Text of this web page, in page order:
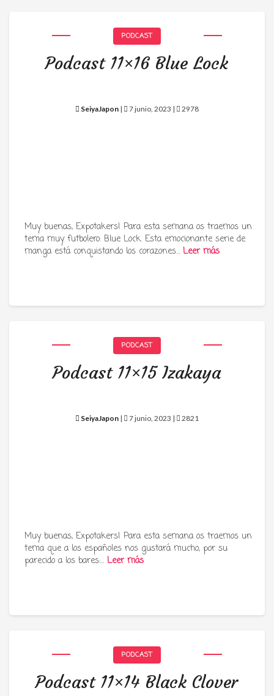
PODCAST
Podcast 11×16 Blue Lock
SeiyaJapon | 7 junio, 2023 | 2978
Muy buenas, Expotakers! Para esta semana os traemos un
tema muy futbolero: Blue Lock. Esta emocionante serie de
manga está conquistando los corazones… Leer más
PODCAST
Podcast 11×15 Izakaya
SeiyaJapon | 7 junio, 2023 | 2821
Muy buenas, Expotakers! Para esta semana os traemos un
tema que a los españoles nos gustará mucho, por su
parecido a los bares:… Leer más
PODCAST
Podcast 11×14 Black Clover